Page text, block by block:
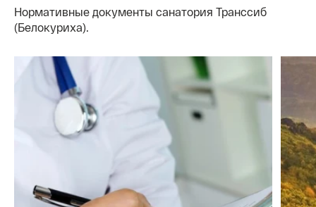
Нормативные документы санатория Транссиб
(Белокуриха).